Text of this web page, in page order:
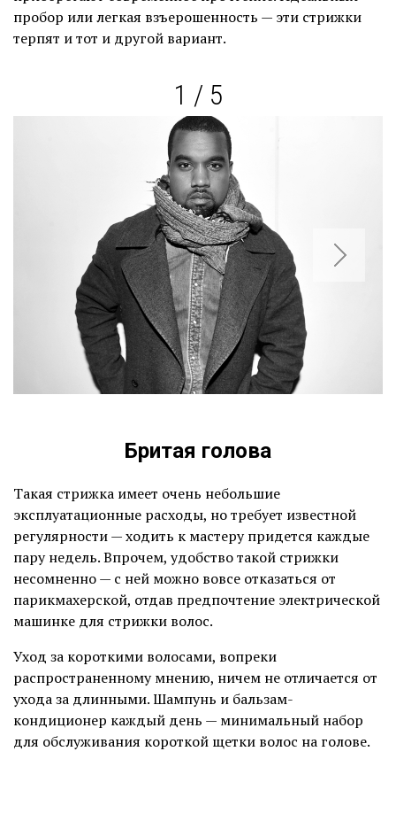
пробор или легкая взъерошенность — эти стрижки
терпят и тот и другой вариант.
1 / 5
Бритая голова
Такая стрижка имеет очень небольшие
эксплуатационные расходы, но требует известной
регулярности — ходить к мастеру придется каждые
пару недель. Впрочем, удобство такой стрижки
несомненно — с ней можно вовсе отказаться от
парикмахерской, отдав предпочтение электрической
машинке для стрижки волос.
Уход за короткими волосами, вопреки
распространенному мнению, ничем не отличается от
ухода за длинными. Шампунь и бальзам-
кондиционер каждый день — минимальный набор
для обслуживания короткой щетки волос на голове.